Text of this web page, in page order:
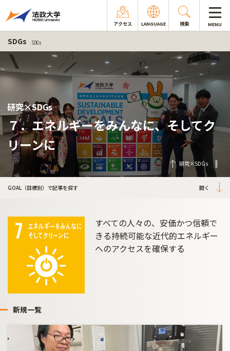
アクセス LANGUAGE 検索 MENU
SDGs SDGs
研究×SDGs
７．エネルギーをみんなに、そしてク
リーンに
研究×SDGs
GOAL（目標別）で記事を探す
すべての人々の、安価かつ信頼で
きる持続可能な近代的エネルギー
へのアクセスを確保する
新規一覧